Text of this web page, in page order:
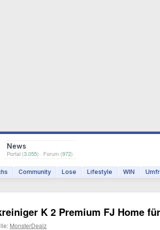
News
Portal (3.055) · Forum (972)
Community Lose Lifestyle WIN
K 2 Premium FJ Home
MonsterDealz